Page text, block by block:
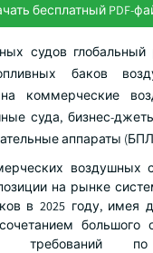
бесплатный PDF-
судов
баков
на коммерческие
суда, бизнес-
аппараты
воздушных
на рынке
в 2025 году, имея
большого
требований